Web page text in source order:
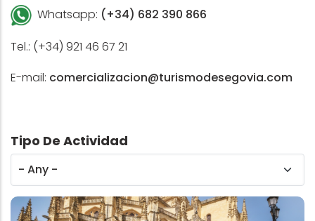
Whatsapp: (+34) 682 390 866
Tel.: (+34) 921 46 67 21
E-mail: comercializacion@turismodesegovia.com
Tipo De Actividad